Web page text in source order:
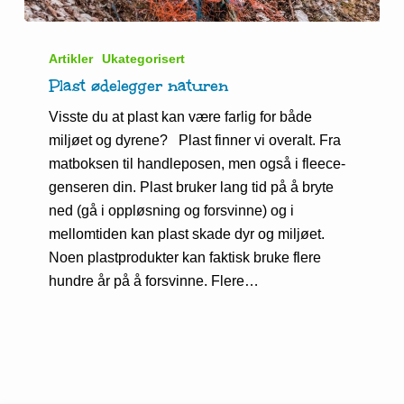
ødelegger
naturen
Artikler Ukategorisert
Plast ødelegger naturen
Visste du at plast kan være farlig for både
miljøet og dyrene? Plast finner vi overalt. Fra
matboksen til handleposen, men også i fleece-
genseren din. Plast bruker lang tid på å bryte
ned (gå i oppløsning og forsvinne) og i
mellomtiden kan plast skade dyr og miljøet.
Noen plastprodukter kan faktisk bruke flere
hundre år på å forsvinne. Flere…